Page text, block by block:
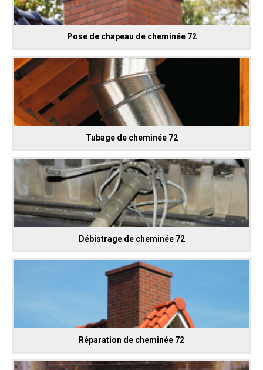
Pose de chapeau de cheminée 72
Tubage de cheminée 72
Débistrage de cheminée 72
Réparation de cheminée 72